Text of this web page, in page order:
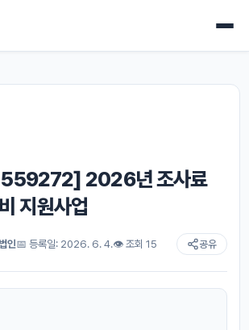
2026년 조사료
지원사업
인📅 등록일: 2026. 6. 4.👁 조회 15 공유